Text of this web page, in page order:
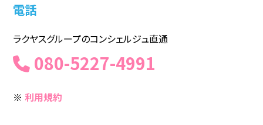
電話
ラクヤスグループのコンシェルジュ直通
080-5227-4991
※利用規約